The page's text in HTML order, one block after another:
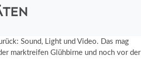
Sound, Light und Video. Das mag
marktreifen Glühbirne und noch vor der